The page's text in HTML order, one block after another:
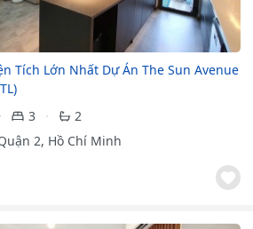
Tích Lớn Nhất Dự Án The Sun Avenue
3
2
2, Hồ Chí Minh